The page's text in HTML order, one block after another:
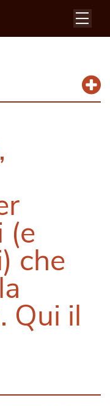
(e
che
Qui il